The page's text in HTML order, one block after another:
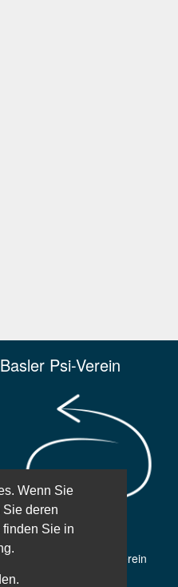
Wenn Sie
deren
Sie in
Psi-Verein
Gemeinnütziger Verein